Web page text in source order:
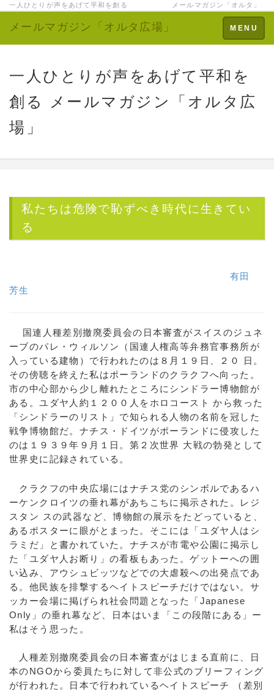
一人ひとりが声をあげて平和を創る メールマガジン「オルタ」
Toggle
navigation
MENU
メールマガジン「オルタ広場」
一人ひとりが声をあげて平和を
創る メールマガジン「オルタ広
場」
私たちは危険で恥ずべき時代に生きてい
る
有田
芳生
国連人種差別撤廃委員会の日本審査がスイスのジュネ
ーブのパレ・ウィルソン（国連人権高等弁務官事務所が
入っている建物）で行われたのは８月１９日、２０ 日。
その傍聴を終えた私はポーランドのクラクフへ向った。
市の中心部から少し離れたところにシンドラー博物館が
ある。ユダヤ人約１２００人をホロコースト から救った
「シンドラーのリスト」で知られる人物の名前を冠した
戦争博物館だ。ナチス・ドイツがポーランドに侵攻した
のは１９３９年９月１日。第２次世界 大戦の勃発として
世界史に記録されている。
クラクフの中央広場にはナチス党のシンボルであるハ
ーケンクロイツの垂れ幕があちこちに掲示された。レジ
スタン スの武器など、博物館の展示をたどっていると、
あるポスターに眼がとまった。そこには「ユダヤ人はシ
ラミだ」と書かれていた。ナチスが市電や公園に掲示し
た「ユダヤ人お断り」の看板もあった。ゲットーへの囲
い込み、アウシュビッツなどでの大虐殺への出発点であ
る。他民族を排撃するヘイトスピーチだけではない。サ
ッカー会場に掲げられ社会問題となった「Japanese
Only」の垂れ幕など、日本はいま「この段階にある」ー
私はそう思った。
人種差別撤廃委員会の日本審査がはじまる直前に、日
本のNGOから委員たちに対して非公式のブリーフィング
が行われた。日本で行われているヘイトスピーチ （差別